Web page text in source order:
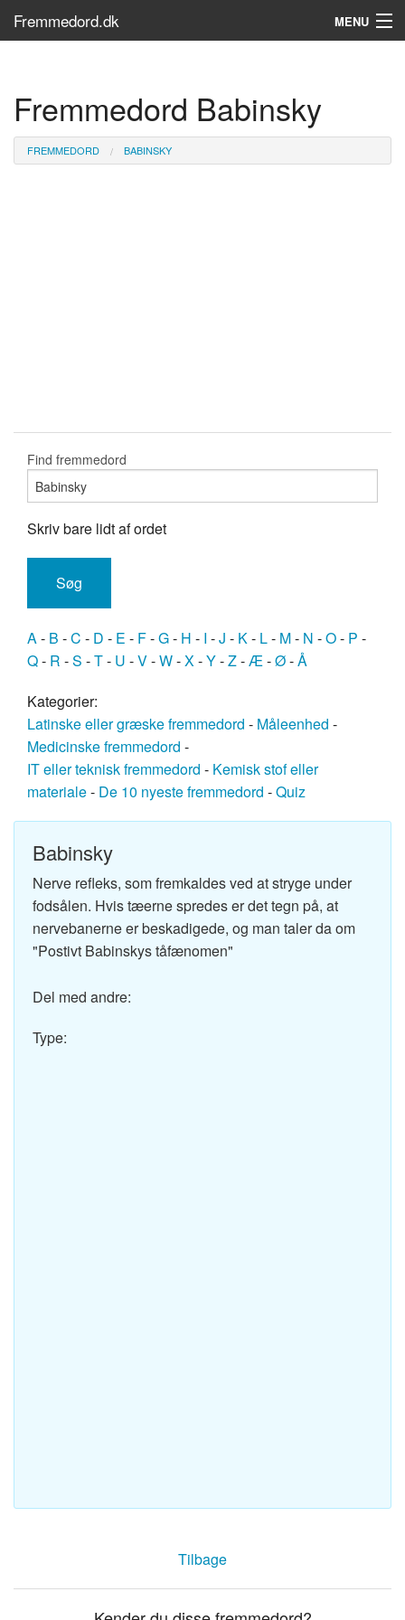
Fremmedord.dk MENU
Søg...
Find bøger
Fremmedord Babinsky
FREMMEDORD BABINSKY
Find fremmedord
Skriv bare lidt af ordet
A- B -C - D - E - F-G- H - I -J - K- L- M- N -O- P -
Q- R -S -T- U -V-W-X-Y-Z-Æ-Ø-Å
Kategorier:
Latinske eller græske fremmedord - Måleenhed -
Medicinske fremmedord -
IT eller teknisk fremmedord - Kemisk stof eller
materiale- De 10 nyeste fremmedord -Quiz
Babinsky
Nerve refleks, som fremkaldes ved at stryge under
fodsålen. Hvis tæerne spredes er det tegn på, at
nervebanerne er beskadigede, og man taler da om
"Postivt Babinskys tåfænomen"
Del med andre:
Type:
Tilbage